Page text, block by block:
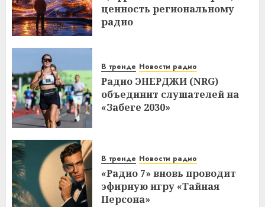
ценность региональному
радио
В тренде Новости радио
Радио ЭНЕРДЖИ (NRG)
объединит слушателей на
«Забеге 2030»
В тренде Новости радио
«Радио 7» вновь проводит
эфирную игру «Тайная
Персона»